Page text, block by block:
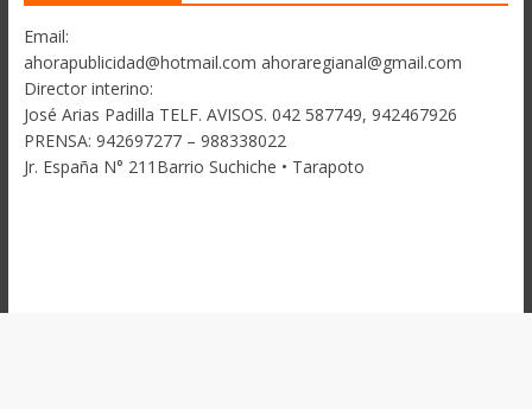
Email:
ahorapublicidad@hotmail.com ahoraregianal@gmail.com
Director interino:
José Arias Padilla TELF. AVISOS. 042 587749, 942467926
PRENSA: 942697277 – 988338022
Jr. España N° 211Barrio Suchiche • Tarapoto